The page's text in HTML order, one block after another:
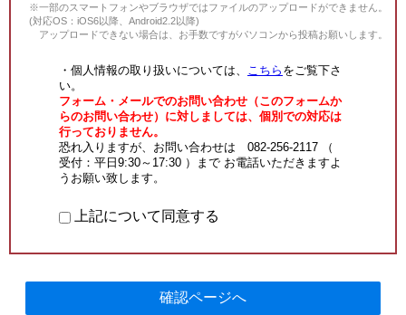
※一部のスマートフォンやブラウザではファイルのアップロードができません。
(対応OS：iOS6以降、Android2.2以降)
アップロードできない場合は、お手数ですがパソコンから投稿お願いします。
・個人情報の取り扱いについては、 こちら をご覧下さ
い。
フォーム・メールでのお問い合わせ（このフォームか
らのお問い合わせ）に対しましては、個別での対応は
行っておりません。
恐れ入りますが、お問い合わせは 082-256-2117 （
受付：平日9:30～17:30 ）まで お電話いただきますよ
うお願い致します。
上記について同意する
確認ページへ